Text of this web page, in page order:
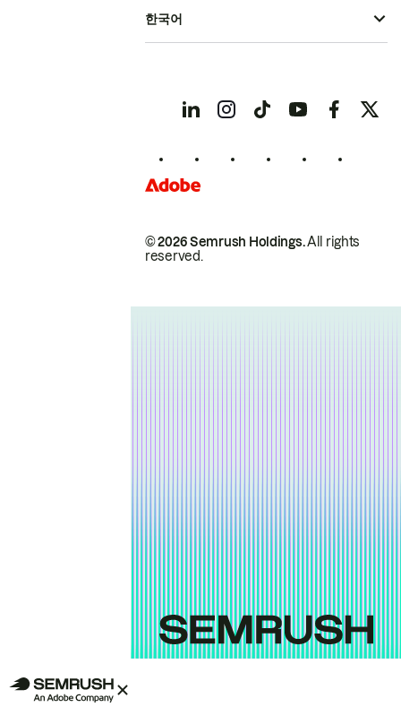
© 2026 Semrush Holdings.All rights
reserved.
한국어